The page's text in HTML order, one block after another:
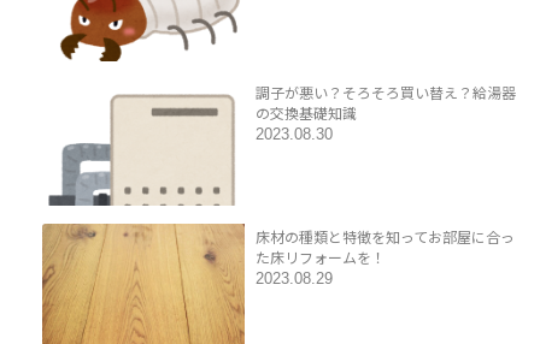
調子が悪い？そろそろ買い替え？給湯器
の交換基礎知識
2023.08.30
床材の種類と特徴を知ってお部屋に合っ
た床リフォームを！
2023.08.29